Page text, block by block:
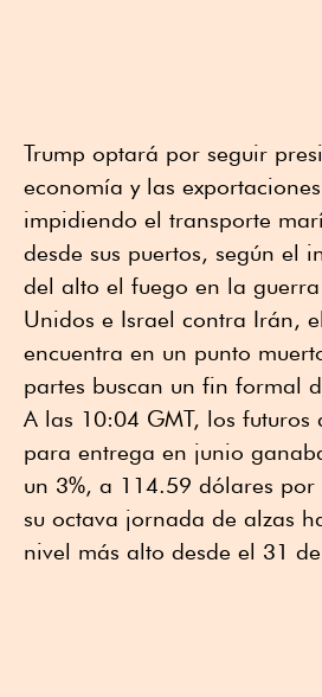
Trump optará por seguir
economía y las
impidiendo el transporte
desde sus puertos, según el
del alto el fuego en la guerra
Unidos e Israel contra Irán,
encuentra en un punto
partes buscan un fin formal
A las 10:04 GMT, los futuros
para entrega en junio
un 3%, a 114.59 dólares
su octava jornada de alzas
nivel más alto desde el 31